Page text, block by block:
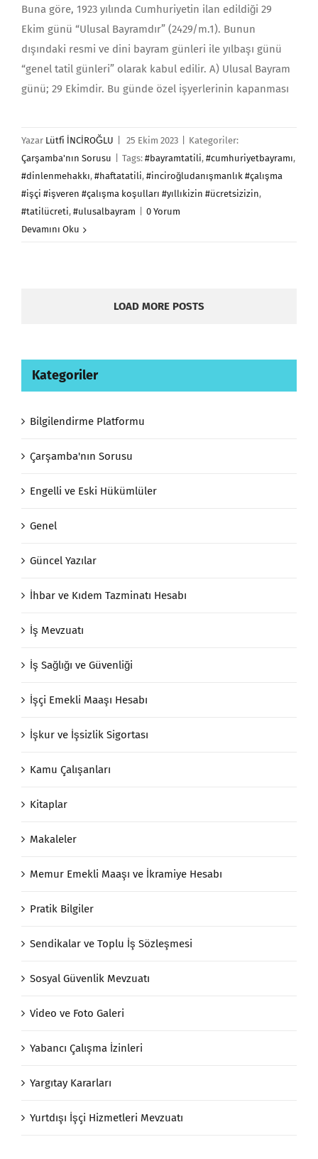
Buna göre, 1923 yı­lında Cumhuriyetin ilan edildiği 29
Ekim günü “Ulusal Bayramdır” (2429/m.1). Bunun
dışındaki resmi ve dini bayram günleri ile yılbaşı günü
“genel tatil günleri” olarak kabul edilir. A) Ulusal Bayram
günü; 29 Ekimdir. Bu günde özel işyerlerinin ka­pan­ması
Yazar Lütfi İNCİROĞLU 25 Ekim 2023
Kategoriler:
Çarşamba'nın Sorusu
Tags: #bayramtatili, #cumhuriyetbayramı,
#dinlenmehakkı, #haftatatili, #inciroğludanışmanlık #çalışma
#işçi #işveren #çalışma koşulları #yıllıkizin #ücretsizizin,
#tatilücreti, #ulusalbayram
0 Yorum
Devamını Oku
LOAD MORE POSTS
Kategoriler
Bilgilendirme Platformu
Çarşamba'nın Sorusu
Engelli ve Eski Hükümlüler
Genel
Güncel Yazılar
İhbar ve Kıdem Tazminatı Hesabı
İş Mevzuatı
İş Sağlığı ve Güvenliği
İşçi Emekli Maaşı Hesabı
İşkur ve İşsizlik Sigortası
Kamu Çalışanları
Kitaplar
Makaleler
Memur Emekli Maaşı ve İkramiye Hesabı
Pratik Bilgiler
Sendikalar ve Toplu İş Sözleşmesi
Sosyal Güvenlik Mevzuatı
Video ve Foto Galeri
Yabancı Çalışma İzinleri
Yargıtay Kararları
Yurtdışı İşçi Hizmetleri Mevzuatı